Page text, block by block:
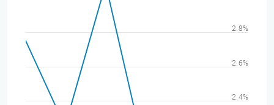
2.4%
2.6%
2.8%